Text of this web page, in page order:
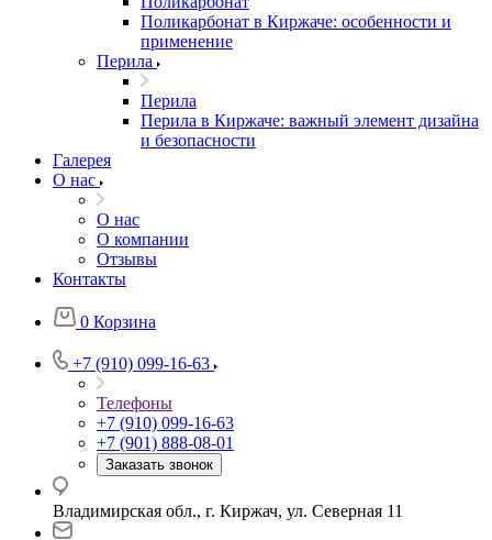
Поликарбонат в Киржаче: особенности и
применение
Перила
Перила
Перила в Киржаче: важный элемент дизайна
и безопасности
Галерея
О нас
О нас
О компании
Отзывы
Контакты
0 Корзина
+7 (910) 099-16-63
Телефоны
+7 (910) 099-16-63
+7 (901) 888-08-01
Заказать звонок
Владимирская обл., г. Киржач, ул. Северная 11